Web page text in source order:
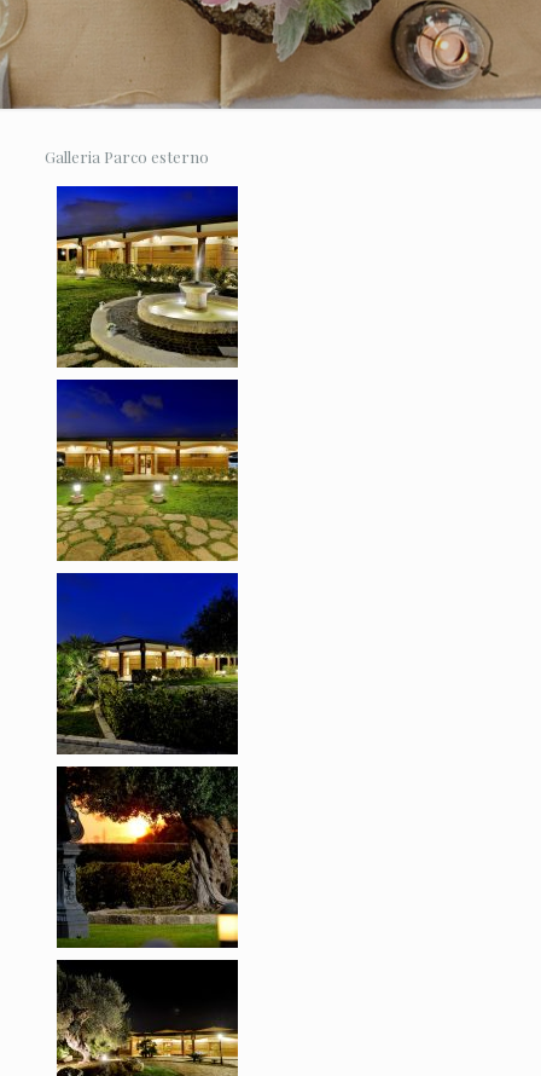
Galleria Parco esterno